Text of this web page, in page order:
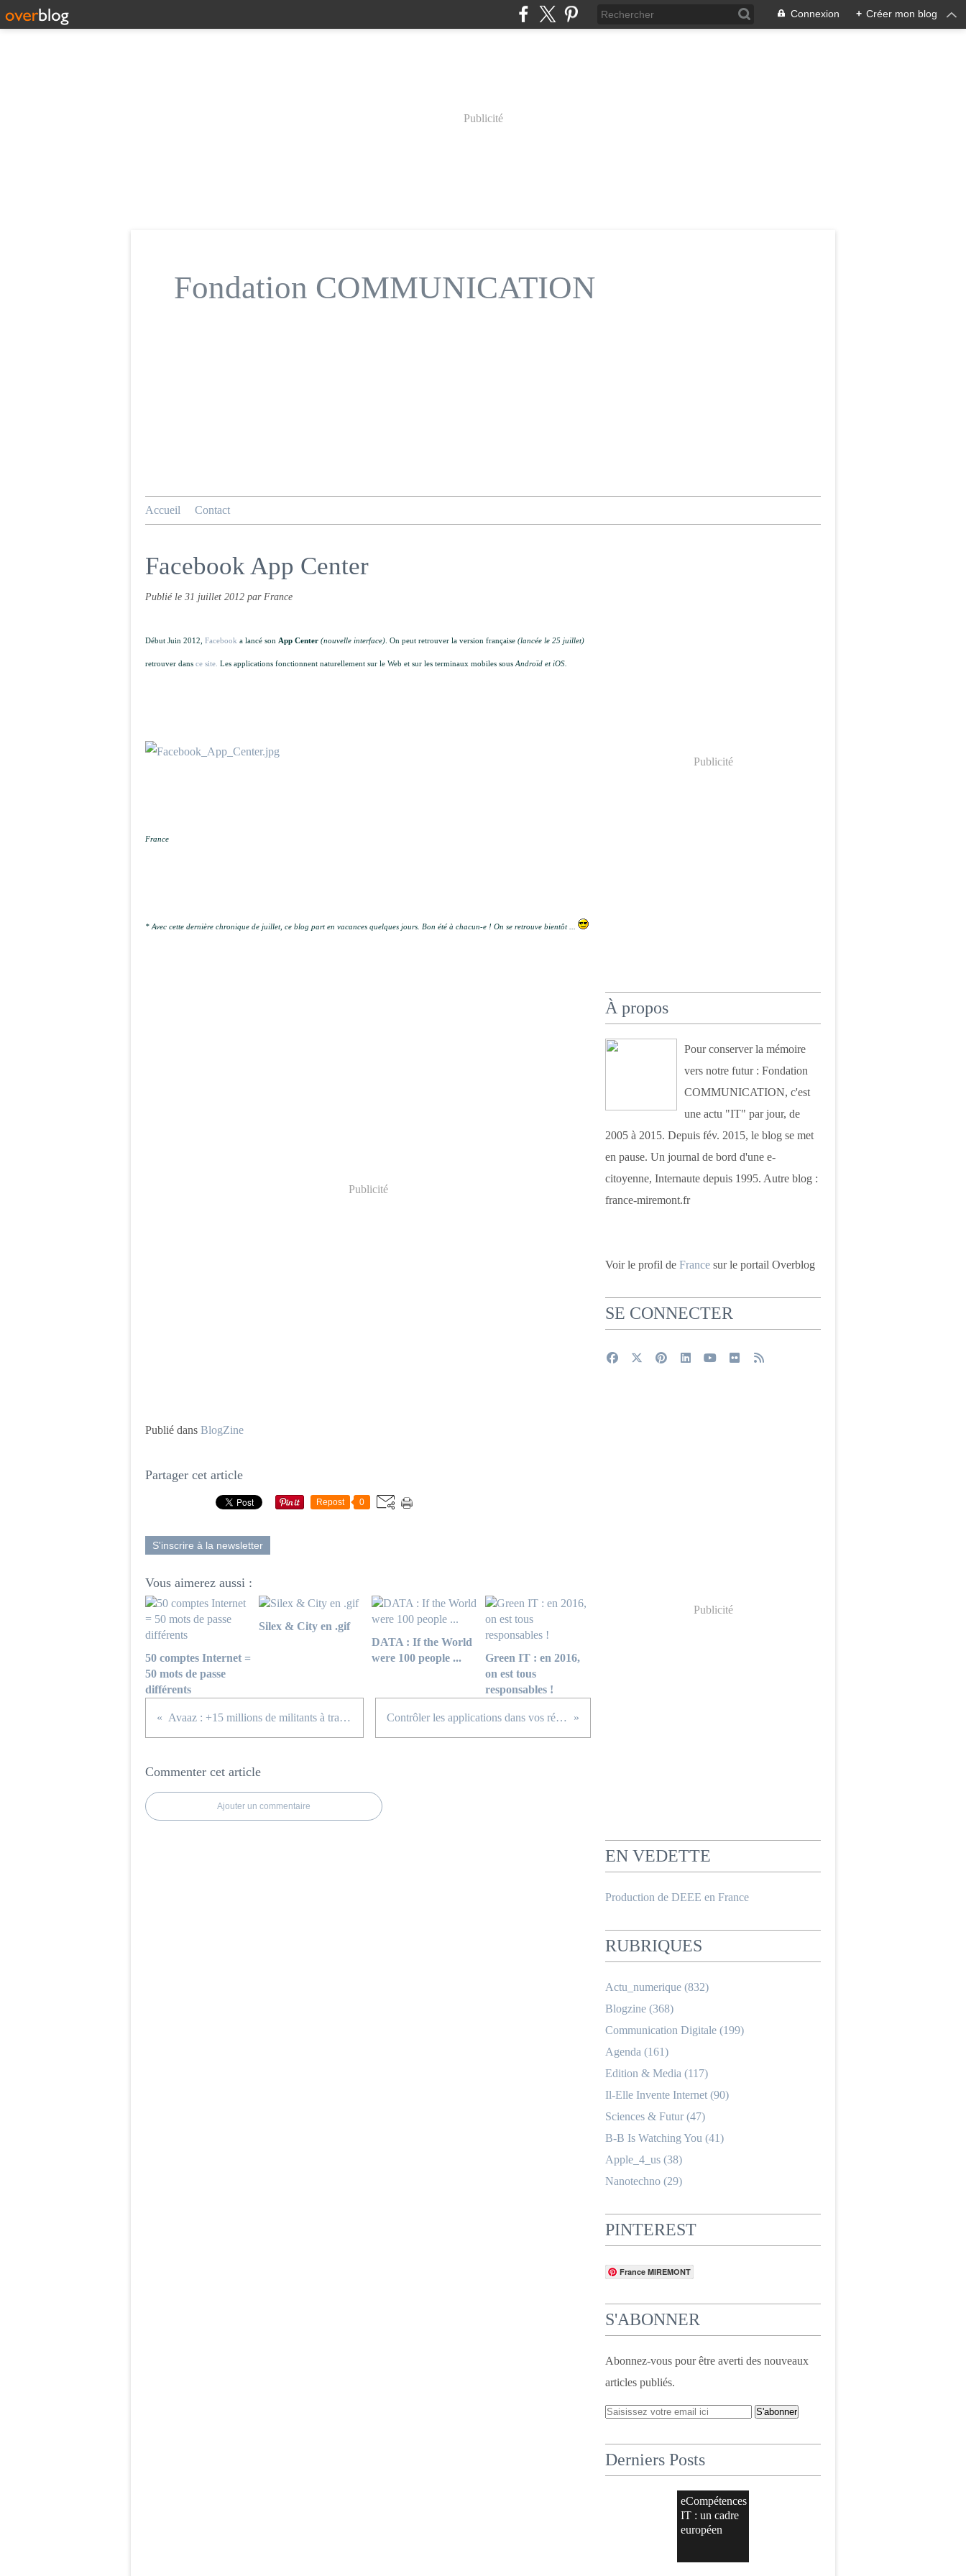
Connexion + Créer mon blog
Publicité
Fondation COMMUNICATION
Accueil Contact
Facebook App Center
Publié le 31 juillet 2012 par France
Début Juin 2012, Facebook a lancé son App Center (nouvelle interface) . On peut retrouver la version française (lancée le 25 juillet)
retrouver dans ce site. Les applications fonctionnent naturellement sur le Web et sur les terminaux mobiles sous Androïd et iOS.
France
* Avec cette dernière chronique de juillet, ce blog part en vacances quelques jours. Bon été à chacun-e ! On se retrouve bientôt ...
Publicité
Publié dans BlogZine
Partager cet article
Repost 0
S'inscrire à la newsletter
Vous aimerez aussi :
50 comptes Internet =
50 mots de passe
différents
Silex & City en .gif
DATA : If the World
were 100 people ...
Green IT : en 2016,
on est tous
responsables !
Avaaz : +15 millions de militants à travers la planète Contrôler les applications dans vos réseaux sociaux
Commenter cet article
Ajouter un commentaire
Publicité
À propos
Pour conserver la mémoire
vers notre futur : Fondation
COMMUNICATION, c'est
une actu "IT" par jour, de
2005 à 2015. Depuis fév. 2015, le blog se met
en pause. Un journal de bord d'une e-
citoyenne, Internaute depuis 1995. Autre blog :
france-miremont.fr
Voir le profil de France sur le portail Overblog
SE CONNECTER
Publicité
EN VEDETTE
Production de DEEE en France
RUBRIQUES
Actu_numerique (832)
Blogzine (368)
Communication Digitale (199)
Agenda (161)
Edition & Media (117)
Il-Elle Invente Internet (90)
Sciences & Futur (47)
B-B Is Watching You (41)
Apple_4_us (38)
Nanotechno (29)
PINTEREST
France MIREMONT
S'ABONNER
Abonnez-vous pour être averti des nouveaux
articles publiés.
Derniers Posts
eCompétences
IT : un cadre
européen